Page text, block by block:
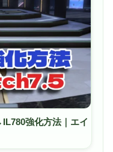
強化方法｜エイ